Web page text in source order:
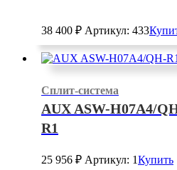
38 400 ₽ Артикул: 433
Сплит-система
AUX ASW-H07A4/
R1
25 956 ₽ Артикул: 1Купить